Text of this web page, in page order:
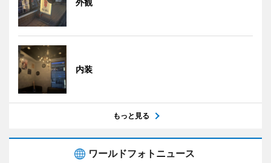
内装
もっと見る
ワールドフォトニュース